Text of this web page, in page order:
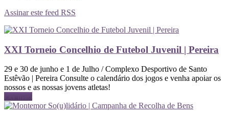
Assinar este feed RSS
XXI Torneio Concelhio de Futebol Juvenil | Pereira
29 e 30 de junho e 1 de Julho / Complexo Desportivo de Santo
Estêvão | Pereira Consulte o calendário dos jogos e venha apoiar os
nossos e as nossas jovens atletas!
Ler mais